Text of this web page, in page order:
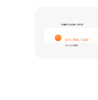
お電話でのお問い合わせ
011-598-1230
9:00-24:00受付